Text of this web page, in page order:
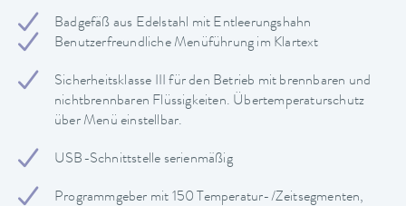
Badgefäß aus Edelstahl mit Entleerungshahn
Benutzerfreundliche Menüführung im Klartext
Sicherheitsklasse III für den Betrieb mit brennbaren und
nichtbrennbaren Flüssigkeiten. Übertemperaturschutz
über Menü einstellbar.
USB-Schnittstelle serienmäßig
Programmgeber mit 150 Temperatur-/Zeitsegmenten,